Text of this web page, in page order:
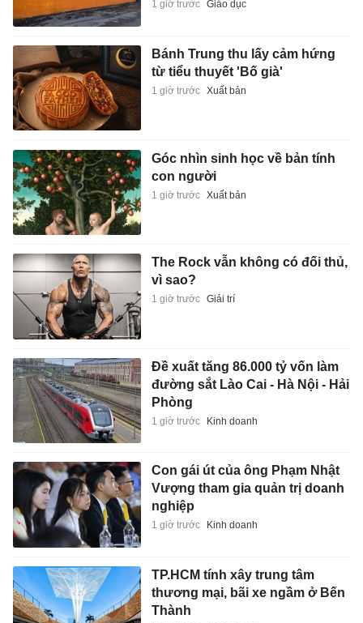
1 giờ trước Giáo dục
Bánh Trung thu lấy cảm hứng
từ tiểu thuyết 'Bố già'
1 giờ trước Xuất bản
Góc nhìn sinh học về bản tính
con người
1 giờ trước Xuất bản
The Rock vẫn không có đối thủ,
vì sao?
1 giờ trước Giải trí
Đề xuất tăng 86.000 tỷ vốn làm
đường sắt Lào Cai - Hà Nội - Hải
Phòng
1 giờ trước Kinh doanh
Con gái út của ông Phạm Nhật
Vượng tham gia quản trị doanh
nghiệp
1 giờ trước Kinh doanh
TP.HCM tính xây trung tâm
thương mại, bãi xe ngầm ở Bến
Thành